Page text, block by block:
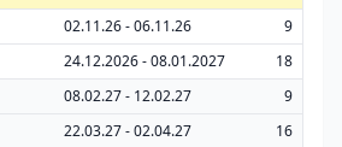
02.11.26 - 06.11.26
9
24.12.2026 - 08.01.2027
18
08.02.27 - 12.02.27
9
22.03.27 - 02.04.27
16